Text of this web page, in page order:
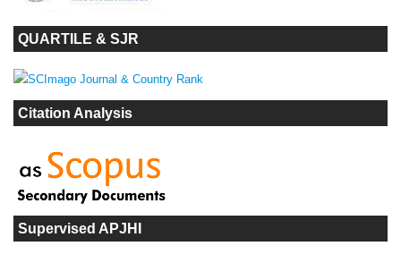
QUARTILE & SJR
Citation Analysis
Supervised APJHI